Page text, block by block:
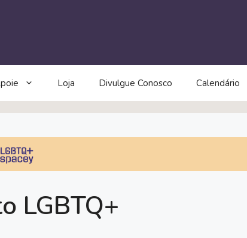
Loja Divulgue Conosco Calendário
LGBTQ+